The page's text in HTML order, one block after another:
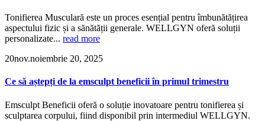
Tonifierea Musculară este un proces esențial pentru îmbunătățirea
aspectului fizic și a sănătății generale. WELLGYN oferă soluții
personalizate... read more
20nov.noiembrie 20, 2025
Ce să aștepți de la emsculpt beneficii în primul trimestru
Emsculpt Beneficii oferă o soluție inovatoare pentru tonifierea și
sculptarea corpului, fiind disponibil prin intermediul WELLGYN.